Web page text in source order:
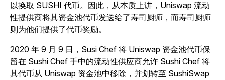
以换取 SUSHI 代币。因此，从本质上讲，Uniswap 流动
性提供商将其资金池代币发送给了寿司厨师，而寿司厨师
则为他们提供了代币奖励。
2020 年 9 月 9 日，Susi Chef 将 Uniswap 资金池代币保
留在 Sushi Chef 手中的流动性供应商允许 Sushi Chef 将
其代币从 Uniswap 资金池中移除，并划转至 SushiSwap